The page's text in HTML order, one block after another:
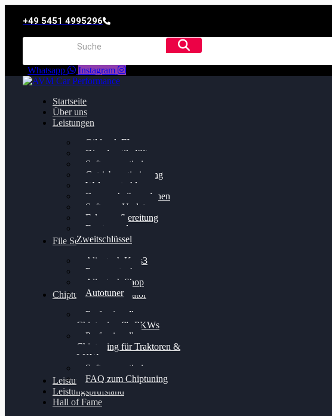
+49 5451 4995296
Whatsapp Instagram
Startseite
Über uns
Leistungen
Oildruck FIx
Dieselpartikelfilter
Softwareoptimierung
Getriebeoptimierung
Walnussstrahlen
Bremsscheiben planen
Software Update
Felgenaufbereitung
Ersatz- und
Zweitschlüssel
File Service
Alientech Kess3
Powergate 4
Alientech Shop
Autotuner
Chiptuning Konfigurator
Professionelles
Chiptuning für PKWs
Professionelles
Chiptuning für Traktoren &
LKW
Softwareoptimierung
FAQ zum Chiptuning
Leistungsmessung
Leistungsprüfstand
Hall of Fame